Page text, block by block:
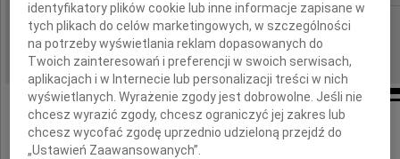
REGION: Wrocław
DATA EMISJI: 21.12.2010
Z głębokim żalem przyjęliśmy wiadomość
identyfikatory plików cookie lub inne informacje zapisane w
tych plikach do celów marketingowych, w szczególności
na potrzeby wyświetlania reklam dopasowanych do
Twoich zainteresowań i preferencji w swoich serwisach,
aplikacjach i w Internecie lub personalizacji treści w nich
wyświetlanych. Wyrażenie zgody jest dobrowolne. Jeśli nie
chcesz wyrazić zgody, chcesz ograniczyć jej zakres lub
chcesz wycofać zgodę uprzednio udzieloną przejdź do
„Ustawień Zaawansowanych”.